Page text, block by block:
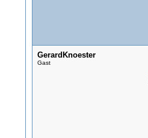
GerardKnoester
Gast